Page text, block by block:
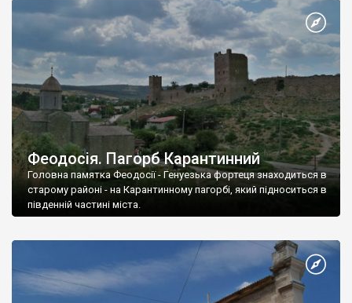
Феодосія. Пагорб Карантинний
Головна памятка Феодосії - Генуезька фортеця знаходиться в
старому районі - на Карантинному пагорбі, який підноситься в
південній частині міста.